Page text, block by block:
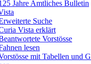
Jahre Amtliches Bulletin
Suche
Vista erklärt
Vorstösse
lesen
mit Tabellen und